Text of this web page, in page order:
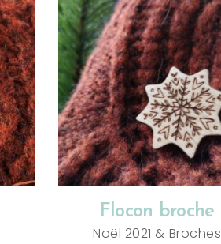
AJOUTER AU PANIER
Flocon broche
Noël 2021 & Broches